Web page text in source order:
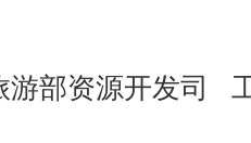
部资源开发司 工